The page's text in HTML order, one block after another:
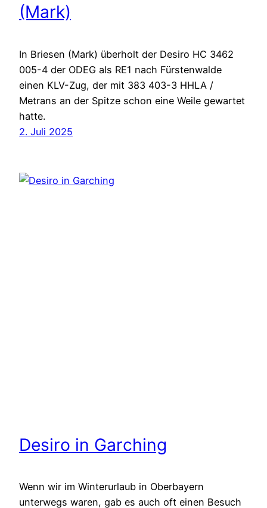
(Mark)
In Briesen (Mark) überholt der Desiro HC 3462
005-4 der ODEG als RE1 nach Fürstenwalde
einen KLV-Zug, der mit 383 403-3 HHLA /
Metrans an der Spitze schon eine Weile gewartet
hatte.
2. Juli 2025
Desiro in Garching
Wenn wir im Winterurlaub in Oberbayern
unterwegs waren, gab es auch oft einen Besuch